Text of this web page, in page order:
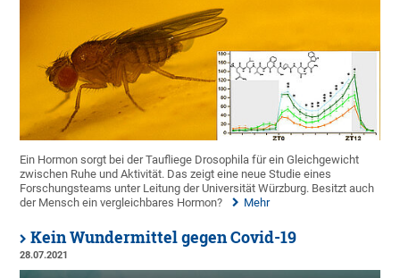
Ein Hormon sorgt bei der Taufliege Drosophila für ein Gleichgewicht
zwischen Ruhe und Aktivität. Das zeigt eine neue Studie eines
Forschungsteams unter Leitung der Universität Würzburg. Besitzt auch
der Mensch ein vergleichbares Hormon?
Mehr
Kein Wundermittel gegen Covid-19
28.07.2021